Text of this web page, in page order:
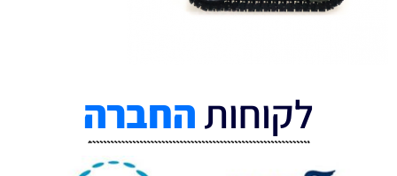
לקוחותהחברה